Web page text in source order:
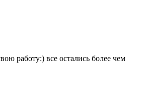
работу:) все остались более чем